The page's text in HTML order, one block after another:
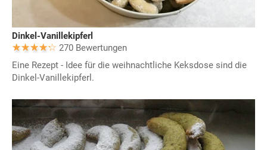
Dinkel-Vanillekipferl
270 Bewertungen
Eine Rezept - Idee für die weihnachtliche Keksdose sind die
Dinkel-Vanillekipferl.